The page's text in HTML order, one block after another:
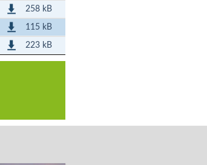
258 kB
115 kB
223 kB